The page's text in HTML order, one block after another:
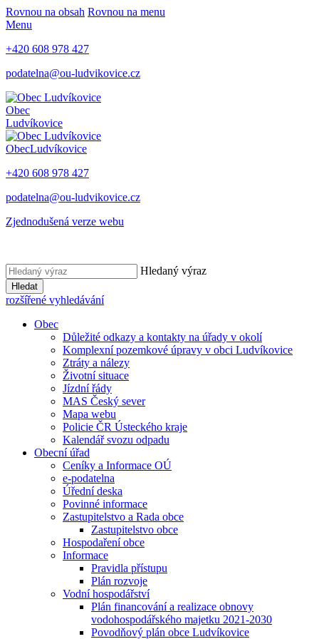
Rovnou na obsah Rovnou na menu
Menu
+420 608 978 427
podatelna@ou-ludvikovice.cz
Obec
Ludvíkovice
ObecLudvíkovice
+420 608 978 427
podatelna@ou-ludvikovice.cz
Zjednodušená verze webu
Hledaný výraz
Hledat
rozšířené vyhledávání
Obec
Důležité odkazy a kontakty na úřady v okolí
Komplexní pozemkové úpravy v obci Ludvíkovice
Ztráty a nálezy
Životní situace
Jízdní řády
MAS Český sever
Mapa webu
Policie ČR Ústeckého kraje
Kalendář svozu odpadu
Obecní úřad
Ceníky a Informace OÚ
e-podatelna
Úřední deska
Povinné informace
Zastupitelstvo a Rada obce
Zastupitelstvo obce
Hospodaření obce
Informace
Pravidla přístupu
Plán rozvoje
Vodní hospodářství
Plán financování a realizace obnovy
vodohospodářského majetku 2021-2030
Povodňový plán obce Ludvíkovice